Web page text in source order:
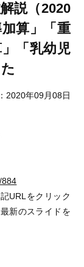
説（2020
算」「重
「乳幼児
2020年09月08日
884
URLをクリック
新のスライドを